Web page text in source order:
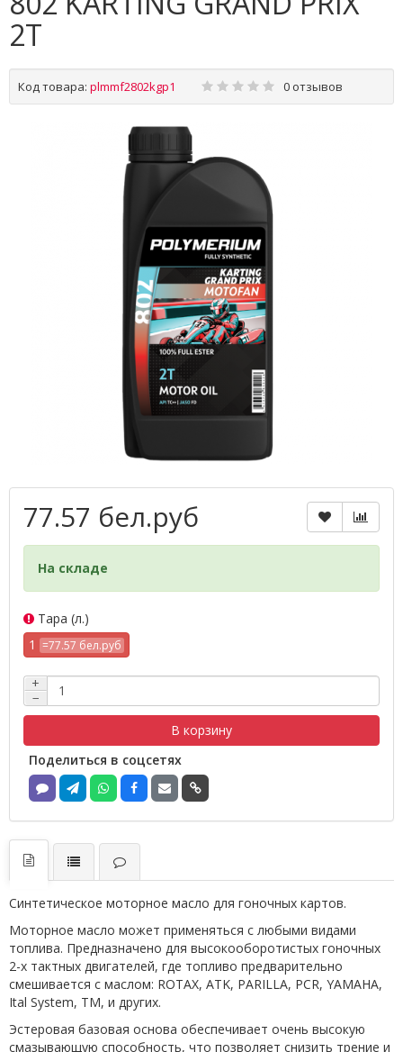
2T
Код товара: plmmf2802kgp1 0 отзывов
77.57 бел.руб
На складе
Тара (л.)
1 =77.57 бел.руб
+
−
В корзину
Поделиться в соцсетях
Синтетическое моторное масло для гоночных картов.
Моторное масло может применяться с любыми видами
топлива. Предназначено для высокооборотистых гоночных
2-х тактных двигателей, где топливо предварительно
смешивается с маслом: ROTAX, ATK, PARILLA, PCR, YAMAHA,
Ital System, TM, и других.
Эстеровая базовая основа обеспечивает очень высокую
смазывающую способность, что позволяет снизить трение и